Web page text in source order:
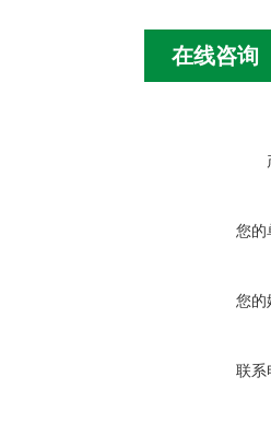
在线咨询
您的
您的
联系